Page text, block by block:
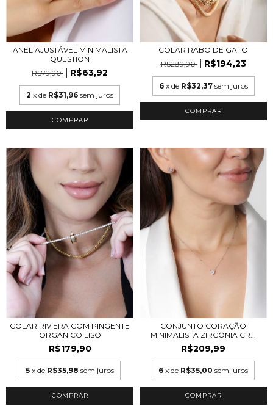
ANEL AJUSTÁVEL MINIMALISTA
QUESTION
R$79,90
R$63,92
2 x de R$31,96 sem juros
COMPRAR
COLAR RABO DE GATO
R$289,90
R$194,23
6 x de R$32,37 sem juros
COMPRAR
COLAR RIVIERA COM PINGENTE
ORGANICO LISO
R$179,90
5 x de R$35,98 sem juros
COMPRAR
CONJUNTO CORAÇÃO
MINIMALISTA ZIRCÔNIA CR...
R$209,99
6 x de R$35,00 sem juros
COMPRAR